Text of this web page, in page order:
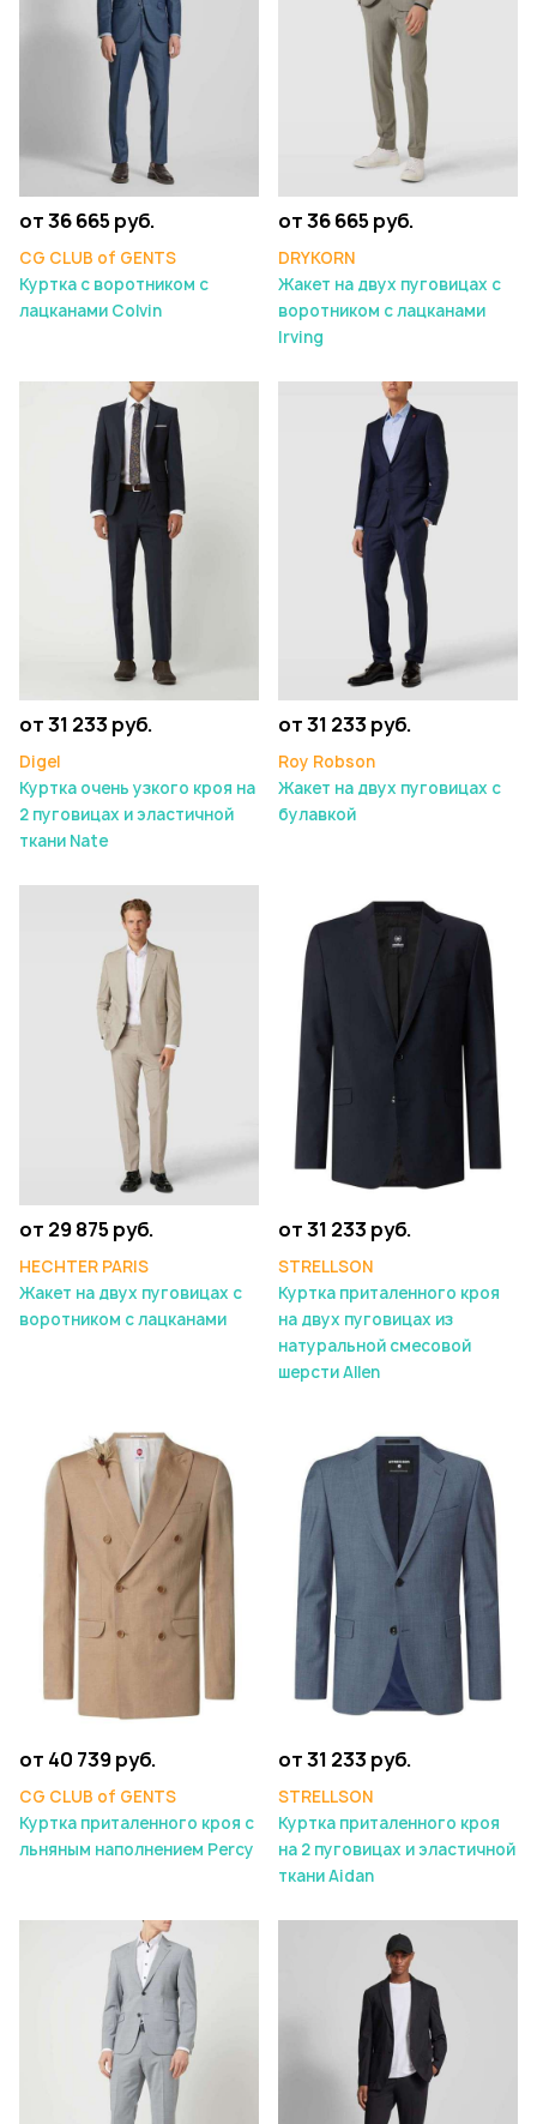
от 36 665 руб.
CG CLUB of GENTS
Куртка с воротником с
лацканами Colvin
от 36 665 руб.
DRYKORN
Жакет на двух пуговицах с
воротником с лацканами
Irving
от 31 233 руб.
Digel
Куртка очень узкого кроя на
2 пуговицах и эластичной
ткани Nate
от 31 233 руб.
Roy Robson
Жакет на двух пуговицах с
булавкой
от 29 875 руб.
HECHTER PARIS
Жакет на двух пуговицах с
воротником с лацканами
от 31 233 руб.
STRELLSON
Куртка приталенного кроя
на двух пуговицах из
натуральной смесовой
шерсти Allen
от 40 739 руб.
CG CLUB of GENTS
Куртка приталенного кроя с
льняным наполнением Percy
от 31 233 руб.
STRELLSON
Куртка приталенного кроя
на 2 пуговицах и эластичной
ткани Aidan